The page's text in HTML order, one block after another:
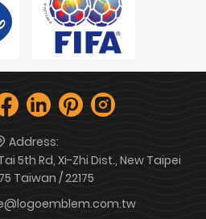
Address:
5th Rd, Xi-Zhi Dist., New Taipei
Taiwan / 22175